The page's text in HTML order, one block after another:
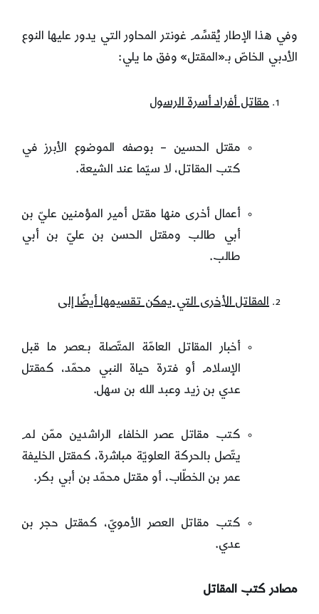
وفي هذا الإطار يُقسِّم غونتر المحاور التي يدور عليها النوع
الأدبي الخاصّ بـ«المقتل» وفق ما يلي:
مقاتل أفراد أسرة الرسول
مقتل الحسين – بوصفه الموضوع الأبرز في
كتب المقاتل، لا سيّما عند الشيعة.
أعمال أخرى منها مقتل أمير المؤمنين عليّ بن
أبي طالب ومقتل الحسن بن عليّ بن أبي
طالب.
المقاتل الأخرى التي يمكن تقسيمها أيضًا إلى
أخبار المقاتل العامّة المتّصلة بـعصر ما قبل
الإسلام أو فترة حياة النبي محمّد، كمقتل
عدي بن زيد وعبد الله بن سهل.
كتب مقاتل عصر الخلفاء الراشدين ممّن لم
يتّصل بالحركة العلويّة مباشرة، كمقتل الخليفة
عمر بن الخطّاب، أو مقتل محمّد بن أبي بكر.
كتب مقاتل العصر الأمويّ، كمقتل حجر بن
عدي.
مصادر كتب المقاتل